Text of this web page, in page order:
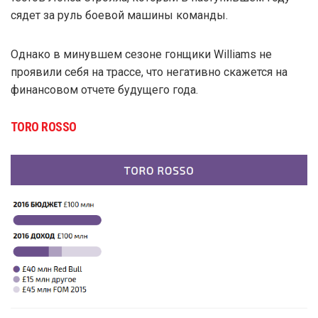
сядет за руль боевой машины команды.
Однако в минувшем сезоне гонщики Williams не
проявили себя на трассе, что негативно скажется на
финансовом отчете будущего года.
TORO ROSSO